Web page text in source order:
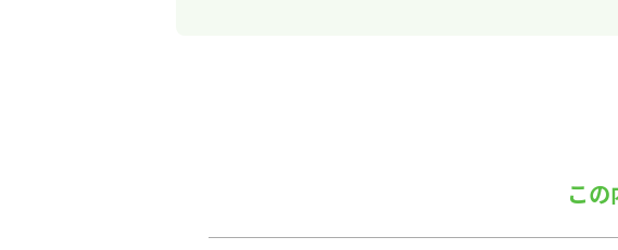
こ